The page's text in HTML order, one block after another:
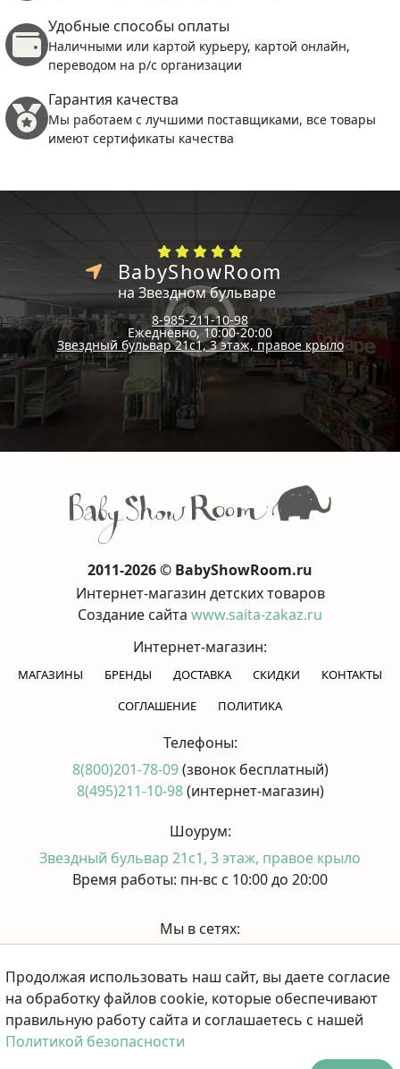
Удобные способы оплаты
Наличными или картой курьеру, картой онлайн,
переводом на р/с организации
Гарантия качества
Мы работаем с лучшими поставщиками, все товары
имеют сертификаты качества
BabyShowRoom
на Звездном бульваре
8-985-211-10-98
Ежедневно, 10:00-20:00
Звездный бульвар 21с1, 3 этаж, правое крыло
2011-2026 © BabyShowRoom.ru
Интернет-магазин детских товаров
Создание сайта www.saita-zakaz.ru
Интернет-магазин:
МАГАЗИНЫ БРЕНДЫ ДОСТАВКА СКИДКИ
КОНТАКТЫ
CОГЛАШЕНИЕ
ПОЛИТИКА
Телефоны:
8(800)201-78-09(звонок бесплатный)
8(495)211-10-98(интернет-магазин)
Шоурум:
Звездный бульвар 21с1, 3 этаж, правое крыло
Время работы: пн-вс с 10:00 до 20:00
Мы в сетях:
Принимаем к оплате:
Продолжая использовать наш сайт, вы даете согласие
на обработку файлов cookie, которые обеспечивают
правильную работу сайта и соглашаетесь с нашей
Политикой безопасности